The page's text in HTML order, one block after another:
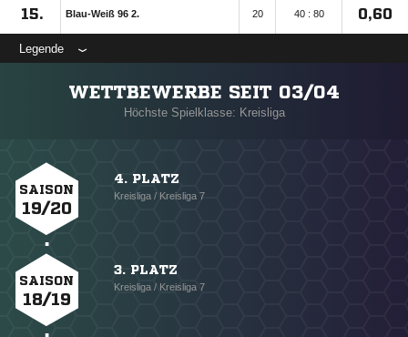
15. Blau-Weiß 96 2. 20 40 : 80 0,60
Legende
WETTBEWERBE SEIT 03/04
Höchste Spielklasse: Kreisliga
SAISON
19/20
4. PLATZ
Kreisliga / Kreisliga 7
SAISON
18/19
3. PLATZ
Kreisliga / Kreisliga 7